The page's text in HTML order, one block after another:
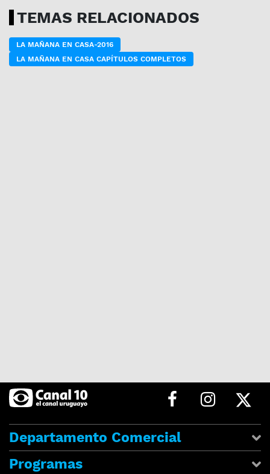
TEMAS RELACIONADOS
LA MAÑANA EN CASA-2016
LA MAÑANA EN CASA CAPÍTULOS COMPLETOS
Departamento Comercial
Programas